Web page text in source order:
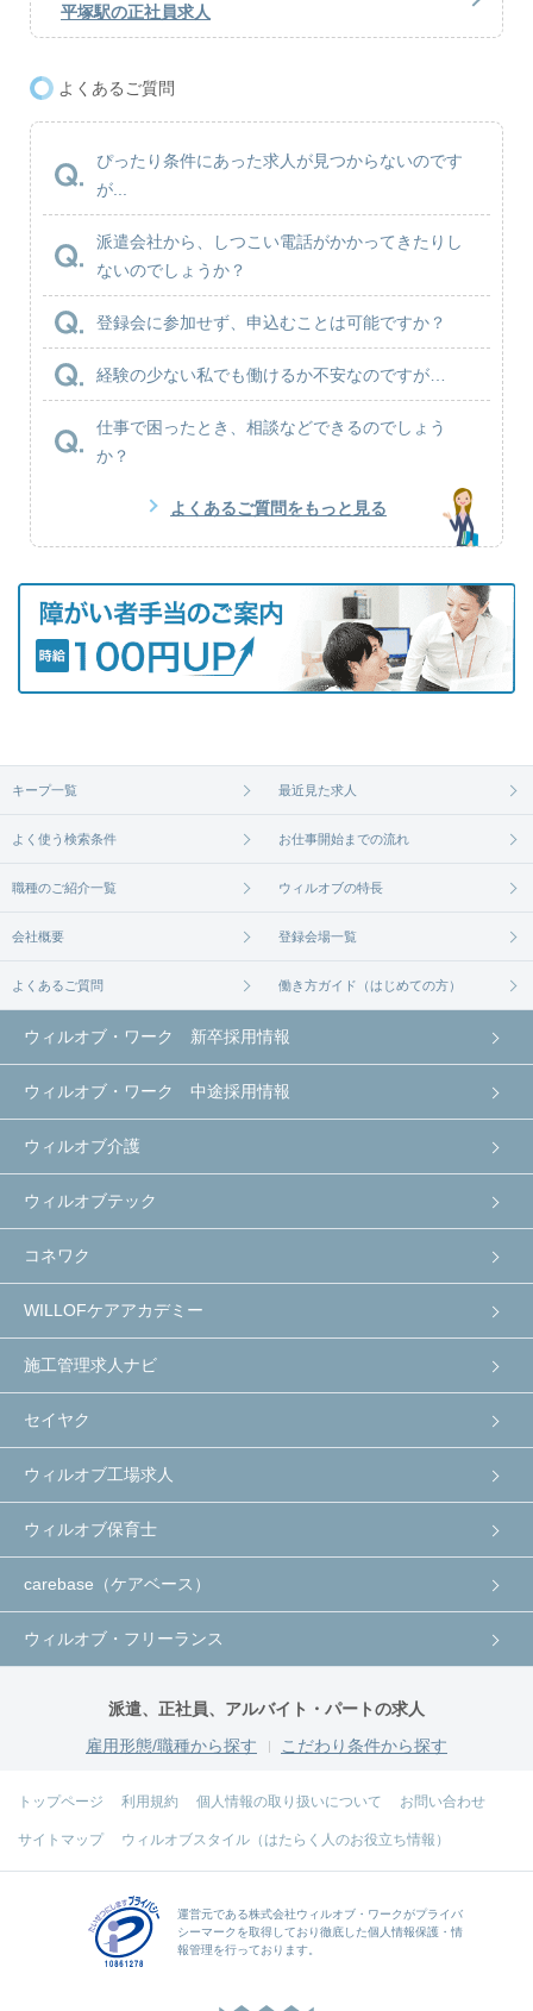
平塚駅の正社員求人
よくあるご質問
ぴったり条件にあった求人が見つからないのです
が...
派遣会社から、しつこい電話がかかってきたりし
ないのでしょうか？
登録会に参加せず、申込むことは可能ですか？
経験の少ない私でも働けるか不安なのですが…
仕事で困ったとき、相談などできるのでしょう
か？
よくあるご質問をもっと見る
キープ一覧 最近見た求人
よく使う検索条件 お仕事開始までの流れ
職種のご紹介一覧 ウィルオブの特長
会社概要 登録会場一覧
よくあるご質問 働き方ガイド（はじめての方）
ウィルオブ・ワーク 新卒採用情報
ウィルオブ・ワーク 中途採用情報
ウィルオブ介護
ウィルオブテック
コネワク
WILLOFケアアカデミー
施工管理求人ナビ
セイヤク
ウィルオブ工場求人
ウィルオブ保育士
carebase（ケアベース）
ウィルオブ・フリーランス
派遣、正社員、アルバイト・パートの求人
雇用形態/職種から探す
こだわり条件から探す
トップページ 利用規約 個人情報の取り扱いについて お問い合わせ
サイトマップ ウィルオブスタイル（はたらく人のお役立ち情報）
運営元である株式会社ウィルオブ・ワークがプライバ
シーマークを取得しており徹底した個人情報保護・情
報管理を行っております。